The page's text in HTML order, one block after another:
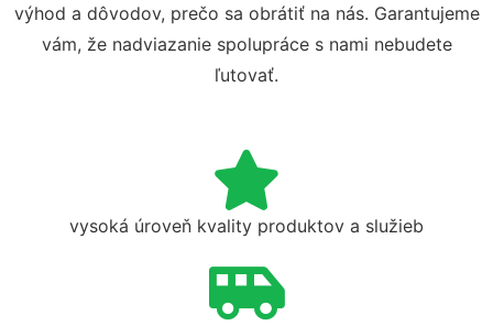
výhod a dôvodov, prečo sa obrátiť na nás. Garantujeme
vám, že nadviazanie spolupráce s nami nebudete
ľutovať.
vysoká úroveň kvality produktov a služieb